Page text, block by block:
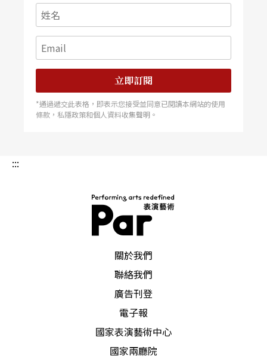
立即訂閱
*通過遞交此表格，即表示您接受並同意已閱讀本網站的使用
條款，私隱政策和個人資料收集聲明。
:::
關於我們
聯絡我們
廣告刊登
電子報
國家表演藝術中心
國家兩廳院